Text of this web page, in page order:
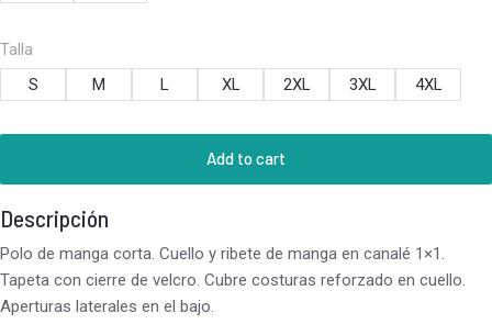
Talla
S
M L XL 2XL 3XL 4XL
Add to cart
Descripción
Polo de manga corta. Cuello y ribete de manga en canalé 1×1.
Tapeta con cierre de velcro. Cubre costuras reforzado en cuello.
Aperturas laterales en el bajo.